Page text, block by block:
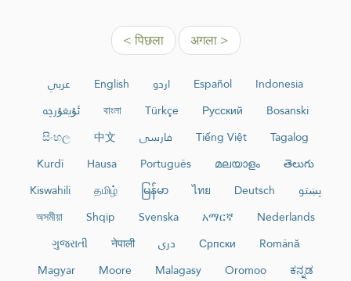
< पिछला अगला >
عربي English اردو Español
Indonesia
ئۇيغۇرچە
বাংলা Türkçe Русский
Bosanski
සිංහල
中文 فارسی Tiếng Việt
Tagalog
Kurdî
Hausa Português മലയാളം
తెలుగు
Kiswahili
தமிழ் မြန်မာ ไทย Deutsch
پښتو
অসমীয়া
Shqip Svenska አማርኛ
Nederlands
ગુજરાતી
नेपाली دری Српски
Română
Magyar
Moore Malagasy Oromoo
ಕನ್ನಡ